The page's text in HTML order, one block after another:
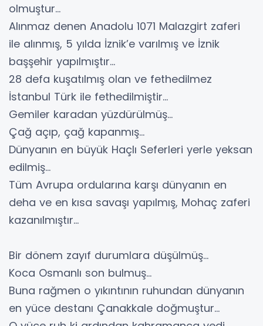
olmuştur…
Alınmaz denen Anadolu 1071 Malazgirt zaferi
ile alınmış, 5 yılda İznik’e varılmış ve İznik
başşehir yapılmıştır…
28 defa kuşatılmış olan ve fethedilmez
İstanbul Türk ile fethedilmiştir…
Gemiler karadan yüzdürülmüş…
Çağ açıp, çağ kapanmış…
Dünyanın en büyük Haçlı Seferleri yerle yeksan
edilmiş…
Tüm Avrupa ordularına karşı dünyanın en
deha ve en kısa savaşı yapılmış, Mohaç zaferi
kazanılmıştır…
Bir dönem zayıf durumlara düşülmüş…
Koca Osmanlı son bulmuş…
Buna rağmen o yıkıntının ruhundan dünyanın
en yüce destanı Çanakkale doğmuştur…